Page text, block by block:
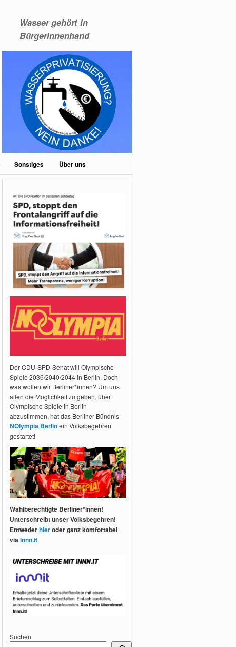
Wasser gehört in
BürgerInnenhand
Sonstiges Über uns
Der CDU-SPD-Senat will Olympische
Spiele 2036/2040/2044 in Berlin. Doch
was wollen wir Berliner*innen? Um uns
allen die Möglichkeit zu geben, über
Olympische Spiele in Berlin
abzustimmen, hat das Berliner Bündnis
NOlympia Berlinein Volksbegehren
gestartet!
Wahlberechtigte Berliner*innen!
Unterschreibt unser Volksbegehren!
Entwederhieroder ganz komfortabel
viaInnn.it
Suchen